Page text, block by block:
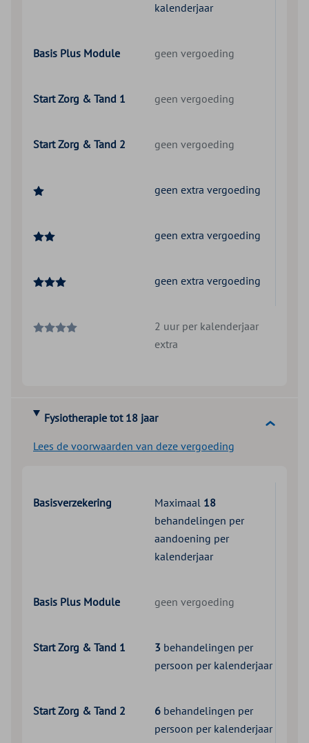
kalenderjaar
Basis Plus Module geen vergoeding
Start Zorg & Tand 1 geen vergoeding
Start Zorg & Tand 2 geen vergoeding
geen extra vergoeding
geen extra vergoeding
geen extra vergoeding
2 uur per kalenderjaar
extra
Fysiotherapie tot 18 jaar
Lees de voorwaarden van deze vergoeding
Basisverzekering Maximaal 18
behandelingen per
aandoening per
kalenderjaar
Basis Plus Module geen vergoeding
Start Zorg & Tand 1 3 behandelingen per
persoon per kalenderjaar
Start Zorg & Tand 2 6 behandelingen per
persoon per kalenderjaar